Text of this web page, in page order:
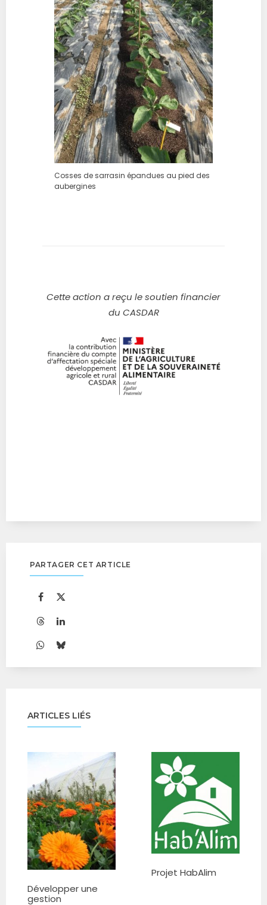
Cosses de sarrasin épandues au pied des
aubergines
Cette action a reçu le soutien financier
du CASDAR
PARTAGER CET ARTICLE
ARTICLES LIÉS
Développer une
gestion
Projet HabAlim